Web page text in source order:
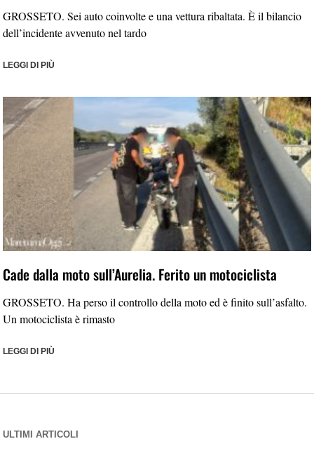
GROSSETO. Sei auto coinvolte e una vettura ribaltata. È il bilancio
dell’incidente avvenuto nel tardo
LEGGI DI PIÙ
Cade dalla moto sull’Aurelia. Ferito un motociclista
GROSSETO. Ha perso il controllo della moto ed è finito sull’asfalto.
Un motociclista è rimasto
LEGGI DI PIÙ
ULTIMI ARTICOLI